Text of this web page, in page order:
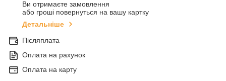
Ви отримаєте замовлення
або гроші повернуться на вашу картку
Детальніше
Післяплата
Оплата на рахунок
Оплата на карту